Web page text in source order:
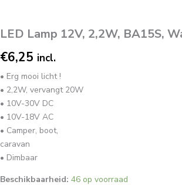
LED Lamp 12V, 2,2W, BA15S,
€6,25 incl.
• Erg mooi licht !
• 2,2W, vervangt 20W
• 10V-30V DC
• 10V-18V AC
• Camper, boot,
caravan
• Dimbaar
Beschikbaarheid: 46 op voorraad
LED
12V,
BA15S,
Warmwit,
rond,
dimbaar
aantal